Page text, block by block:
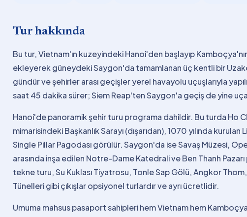
Tur hakkında
Bu tur, Vietnam'ın kuzeyindeki Hanoi'den başlayıp
ekleyerek güneydeki Saygon'da tamamlanan üç kentli bir
gündür ve şehirler arası geçişler yerel havayolu uçuşlarıyla
saat 45 dakika sürer; Siem Reap'ten Saygon'a geçiş de yine
Hanoi'de panoramik şehir turu programa dahildir. Bu turda Ho
mimarisindeki Başkanlık Sarayı (dışarıdan), 1070 yılında kurulan
Single Pillar Pagodası görülür. Saygon'da ise Savaş Müzesi,
arasında inşa edilen Notre-Dame Katedrali ve Ben Thanh
tekne turu, Su Kuklası Tiyatrosu, Tonle Sap Gölü, Angkor
Tünelleri gibi çıkışlar opsiyonel turlardır ve ayrı ücretlidir.
Umuma mahsus pasaport sahipleri hem Vietnam hem